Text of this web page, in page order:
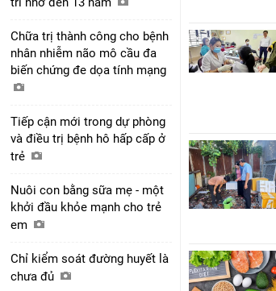
Chữa trị thành công cho bệnh
nhân nhiễm não mô cầu đa
biến chứng đe dọa tính mạng
Tiếp cận mới trong dự phòng
và điều trị bệnh hô hấp cấp ở
trẻ
Nuôi con bằng sữa mẹ - một
khởi đầu khỏe mạnh cho trẻ
em
Chỉ kiểm soát đường huyết là
chưa đủ